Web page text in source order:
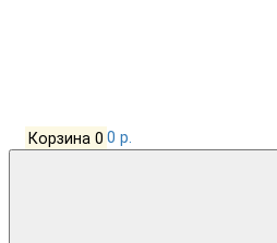
Корзина 0 0 р.